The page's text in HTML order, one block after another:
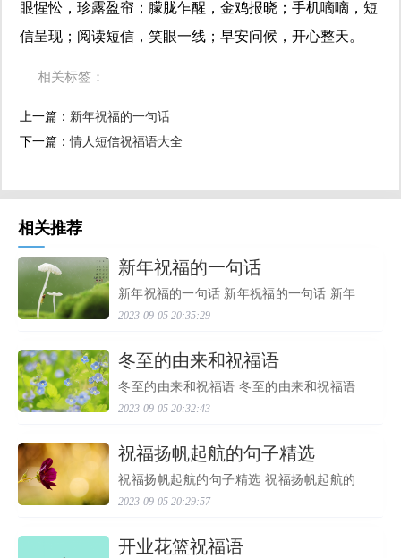
眼惺忪，珍露盈帘；朦胧乍醒，金鸡报晓；手机嘀嘀，短
信呈现；阅读短信，笑眼一线；早安问候，开心整天。
相关标签：
上一篇： ​新年祝福的一句话
下一篇：​情人短信祝福语大全
相关推荐
​新年祝福的一句话
新年祝福的一句话 新年祝福的一句话 新年
祝福的一句话 歇一歇，人生的旅途；停一
停，匆匆的脚步；挥一挥，梦想的衣袖；
声；踏一踏，生活...
2023-09-05 20:35:29
​冬至的由来和祝福语
冬至的由来和祝福语 冬至的由来和祝福语
冬至的由来： 中国人最早开始过冬至是在
周朝，当时的历法是使用周历，把正月提
节，让民间认为冬...
2023-09-05 20:32:43
​祝福扬帆起航的句子精选
祝福扬帆起航的句子精选 祝福扬帆起航的
句子精选（深度文） 祝福扬帆起航的句子
精选 导读：生活的终极奥义就是让每个人
不同，但所经受的...
2023-09-05 20:29:57
​开业花篮祝福语